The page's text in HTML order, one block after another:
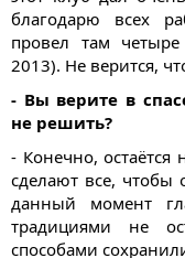
благодарю всех
провел там
2013). Не верится,
- Вы верите в
не решить?
- Конечно, остаётся
сделают все, чтобы
данный момент
традициями не
способами